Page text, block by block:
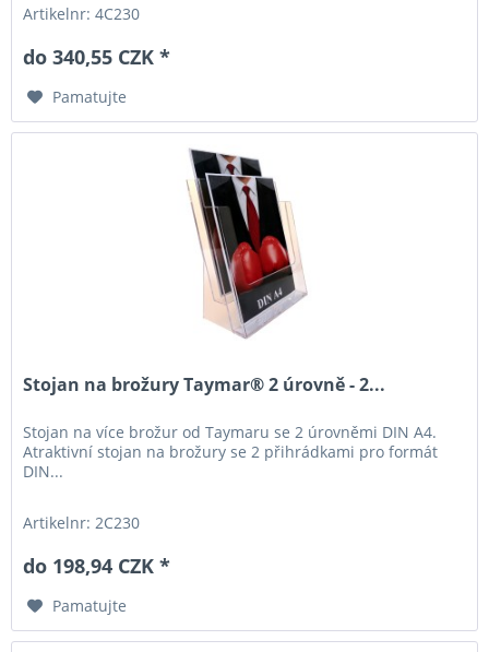
Artikelnr: 4C230
do 340,55 CZK *
Pamatujte
Stojan na brožury Taymar® 2 úrovně - 2...
Stojan na více brožur od Taymaru se 2 úrovněmi DIN A4.
Atraktivní stojan na brožury se 2 přihrádkami pro formát
DIN...
Artikelnr: 2C230
do 198,94 CZK *
Pamatujte